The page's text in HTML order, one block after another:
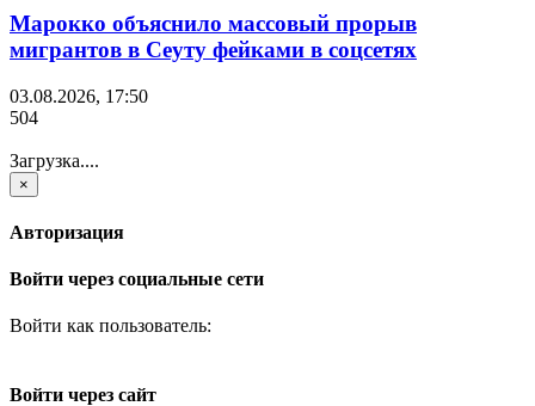
Марокко объяснило массовый прорыв
мигрантов в Сеуту фейками в соцсетях
03.08.2026, 17:50
504
Загрузка....
×
Авторизация
Войти через социальные сети
Войти как пользователь:
Войти через сайт